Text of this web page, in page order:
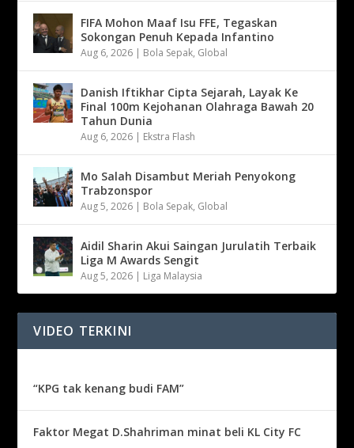
FIFA Mohon Maaf Isu FFE, Tegaskan
Sokongan Penuh Kepada Infantino
Aug 6, 2026 | Bola Sepak, Global
Danish Iftikhar Cipta Sejarah, Layak Ke
Final 100m Kejohanan Olahraga Bawah 20
Tahun Dunia
Aug 6, 2026 | Ekstra Flash
Mo Salah Disambut Meriah Penyokong
Trabzonspor
Aug 5, 2026 | Bola Sepak, Global
Aidil Sharin Akui Saingan Jurulatih Terbaik
Liga M Awards Sengit
Aug 5, 2026 | Liga Malaysia
VIDEO TERKINI
“KPG tak kenang budi FAM”
Faktor Megat D.Shahriman minat beli KL City FC